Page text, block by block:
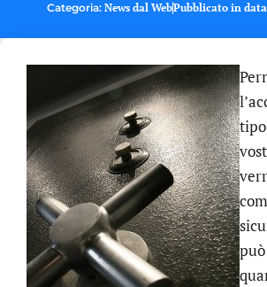
Categoria: News dal WebPubblicato in